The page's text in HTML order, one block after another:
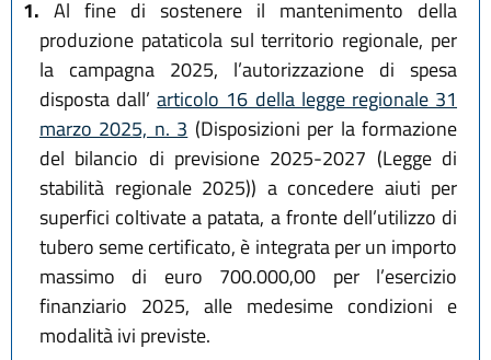
1. Al fine di sostenere il mantenimento della
produzione pataticola sul territorio regionale, per
la campagna 2025, l’autorizzazione di spesa
disposta dall’articolo 16 della legge regionale 31
marzo 2025, n. 3 (Disposizioni per la formazione
del bilancio di previsione 2025-2027 (Legge di
stabilità regionale 2025)) a concedere aiuti per
superfici coltivate a patata, a fronte dell’utilizzo di
tubero seme certificato, è integrata per un importo
massimo di euro 700.000,00 per l’esercizio
finanziario 2025, alle medesime condizioni e
modalità ivi previste.